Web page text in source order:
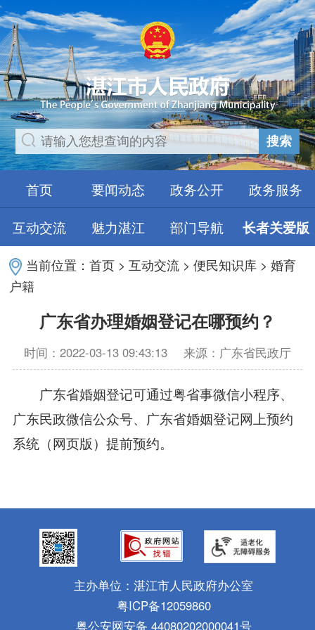
搜索
首页 要闻动态 政务公开
政务服务
互动交流
魅力湛江 部门导航 长者关爱版
当前位置：首页 >互动交流 >便民知识库 >婚育
户籍
广东省办理婚姻登记在哪预约？
时间：2022-03-13 09:43:13 来源：广东省民政厅
广东省婚姻登记可通过粤省事微信小程序、
广东民政微信公众号、广东省婚姻登记网上预约
系统（网页版）提前预约。
主办单位：湛江市人民政府办公室
粤ICP备12059860
粤公安网安备 44080202000041号